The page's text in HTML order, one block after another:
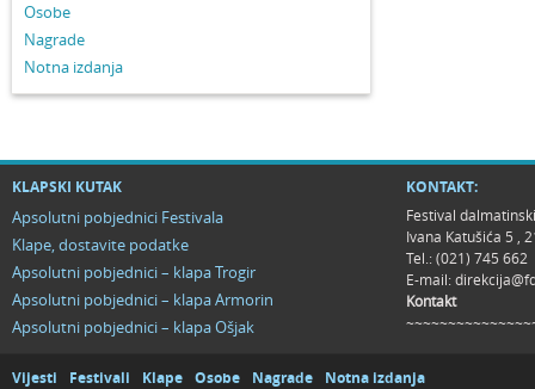
Osobe
Nagrade
Notna izdanja
KLAPSKI KUTAK
Apsolutni pobjednici Festivala
Klape, dostavite podatke
Apsolutni pobjednici – klapa Trogir
Apsolutni pobjednici – klapa Armorin
Apsolutni pobjednici – klapa Ošjak
KONTAKT:
Festival
Ivana Katušića 5 ,
Tel.: (021) 745 662
E-mail:
Kontakt
Vijesti Festivali Klape Osobe Nagrade Notna izdanja